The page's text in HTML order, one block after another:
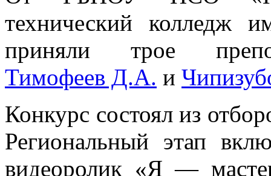
технический колледж
приняли трое
Тимофеев Д.А. и
Конкурс состоял из
Региональный этап
видеоролик «Я —